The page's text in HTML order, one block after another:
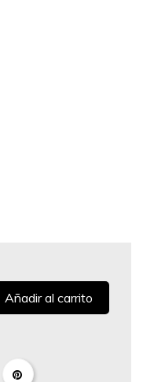
Añadir al carrito